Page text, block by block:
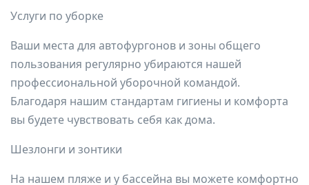
Услуги по уборке
Ваши места для автофургонов и зоны общего
пользования регулярно убираются нашей
профессиональной уборочной командой.
Благодаря нашим стандартам гигиены и комфорта
вы будете чувствовать себя как дома.
Шезлонги и зонтики
На нашем пляже и у бассейна вы можете комфортно